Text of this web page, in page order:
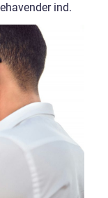
ind.